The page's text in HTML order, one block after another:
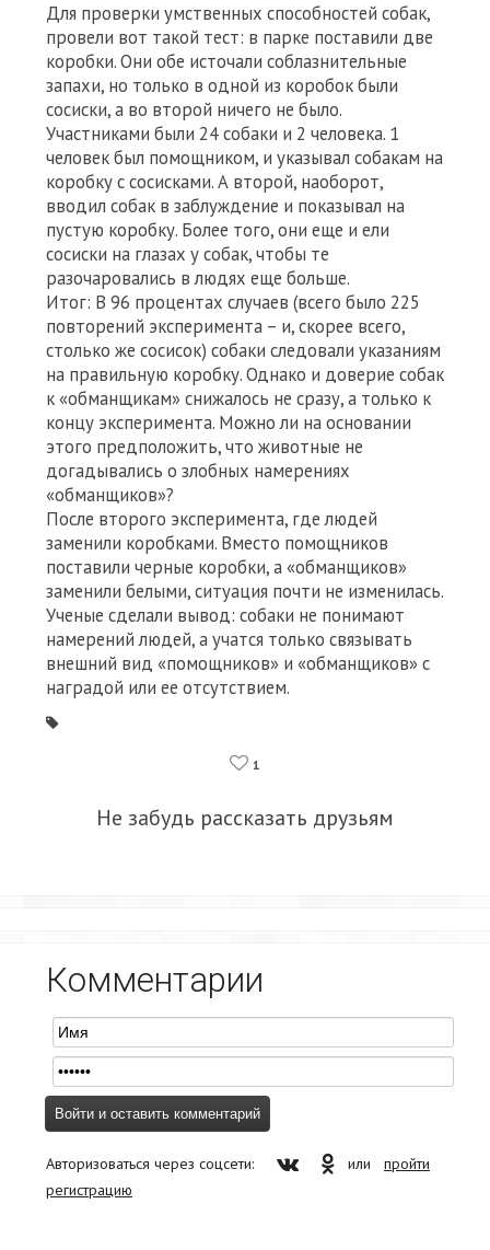
Для проверки умственных способностей собак,
провели вот такой тест: в парке поставили две
коробки. Они обе источали соблазнительные
запахи, но только в одной из коробок были
сосиски, а во второй ничего не было.
Участниками были 24 собаки и 2 человека. 1
человек был помощником, и указывал собакам на
коробку с сосисками. А второй, наоборот,
вводил собак в заблуждение и показывал на
пустую коробку. Более того, они еще и ели
сосиски на глазах у собак, чтобы те
разочаровались в людях еще больше.
Итог: В 96 процентах случаев (всего было 225
повторений эксперимента – и, скорее всего,
столько же сосисок) собаки следовали указаниям
на правильную коробку. Однако и доверие собак
к «обманщикам» снижалось не сразу, а только к
концу эксперимента. Можно ли на основании
этого предположить, что животные не
догадывались о злобных намерениях
«обманщиков»?
После второго эксперимента, где людей
заменили коробками. Вместо помощников
поставили черные коробки, а «обманщиков»
заменили белыми, ситуация почти не изменилась.
Ученые сделали вывод: собаки не понимают
намерений людей, а учатся только связывать
внешний вид «помощников» и «обманщиков» с
наградой или ее отсутствием.
1
Не забудь рассказать друзьям
Комментарии
Авторизоваться через соцсети: или пройти
регистрацию